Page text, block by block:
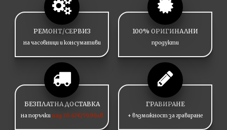
РЕМОНТ/СЕРВИЗ
на часовници и консумативи
100% ОРИГИНАЛНИ
продукти
БЕЗПЛАТНА ДОСТАВКА
на поръчки над 30.67€/59.90лв
ГРАВИРАНЕ
+ възможност за гравиране